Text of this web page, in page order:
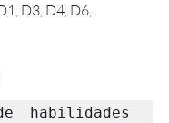
D3, D4, D6,
habilidades